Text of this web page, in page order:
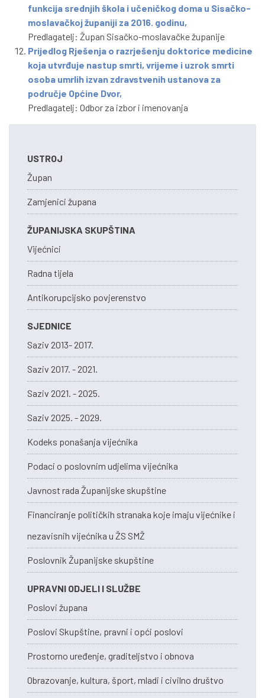
funkcija srednjih škola i učeničkog doma u Sisačko-
moslavačkoj županiji za 2016. godinu,
Predlagatelj: Župan Sisačko-moslavačke županije
Prijedlog Rješenja o razrješenju doktorice medicine
koja utvrđuje nastup smrti, vrijeme i uzrok smrti
osoba umrlih izvan zdravstvenih ustanova za
područje Općine Dvor,
Predlagatelj: Odbor za izbor i imenovanja
USTROJ
Župan
Zamjenici župana
ŽUPANIJSKA SKUPŠTINA
Vijećnici
Radna tijela
Antikorupcijsko povjerenstvo
SJEDNICE
Saziv 2013- 2017.
Saziv 2017. - 2021.
Saziv 2021. - 2025.
Saziv 2025. - 2029.
Kodeks ponašanja vijećnika
Podaci o poslovnim udjelima vijećnika
Javnost rada Županijske skupštine
Financiranje političkih stranaka koje imaju vijećnike i
nezavisnih vijećnika u ŽS SMŽ
Poslovnik Županijske skupštine
UPRAVNI ODJELI I SLUŽBE
Poslovi župana
Poslovi Skupštine, pravni i opći poslovi
Prostorno uređenje, graditeljstvo i obnova
Obrazovanje, kultura, šport, mladi i civilno društvo